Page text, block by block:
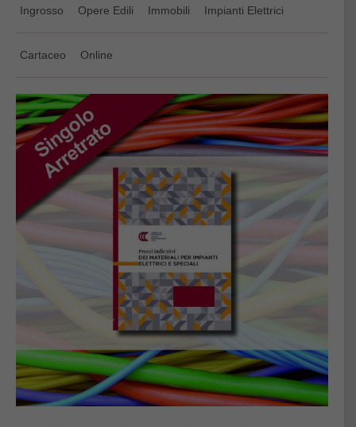
Ingrosso Opere Edili Immobili Impianti Elettrici
Cartaceo Online